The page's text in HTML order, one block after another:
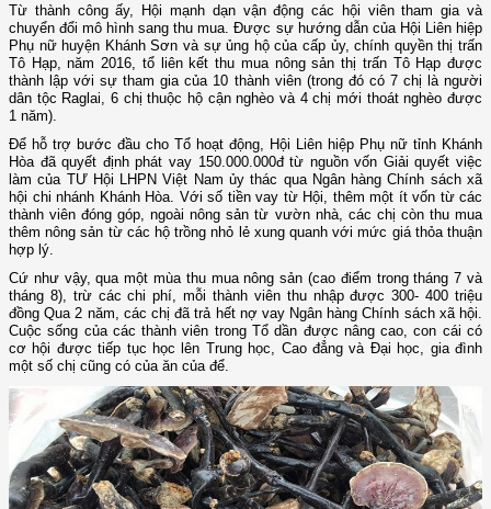
Từ thành công ấy, Hội mạnh dạn vận động các hội viên tham gia và
chuyển đổi mô hình sang thu mua. Được sự hướng dẫn của Hội Liên hiệp
Phụ nữ huyện Khánh Sơn và sự ủng hộ của cấp ủy, chính quyền thị trấn
Tô Hạp, năm 2016, tổ liên kết thu mua nông sản thị trấn Tô Hạp được
thành lập với sự tham gia của 10 thành viên (trong đó có 7 chị là người
dân tộc Raglai, 6 chị thuộc hộ cận nghèo và 4 chị mới thoát nghèo được
1 năm).
Để hỗ trợ bước đầu cho Tổ hoạt động, Hội Liên hiệp Phụ nữ tỉnh Khánh
Hòa đã quyết định phát vay 150.000.000đ từ nguồn vốn Giải quyết việc
làm của TƯ Hội LHPN Việt Nam ủy thác qua Ngân hàng Chính sách xã
hội chi nhánh Khánh Hòa. Với số tiền vay từ Hội, thêm một ít vốn từ các
thành viên đóng góp, ngoài nông sản từ vườn nhà, các chị còn thu mua
thêm nông sản từ các hộ trồng nhỏ lẻ xung quanh với mức giá thỏa thuận
hợp lý.
Cứ như vậy, qua một mùa thu mua nông sản (cao điểm trong tháng 7 và
tháng 8), trừ các chi phí, mỗi thành viên thu nhập được 300- 400 triệu
đồng Qua 2 năm, các chị đã trả hết nợ vay Ngân hàng Chính sách xã hội.
Cuộc sống của các thành viên trong Tổ dần được nâng cao, con cái có
cơ hội được tiếp tục học lên Trung học, Cao đẳng và Đại học, gia đình
một số chị cũng có của ăn của để.